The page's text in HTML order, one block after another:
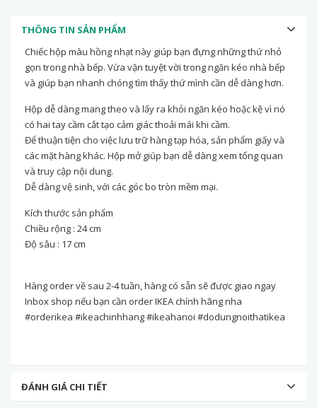
THÔNG TIN SẢN PHẨM
Chiếc hộp màu hồng nhạt này giúp bạn đựng những thứ nhỏ
gọn trong nhà bếp. Vừa vặn tuyệt vời trong ngăn kéo nhà bếp
và giúp bạn nhanh chóng tìm thấy thứ mình cần dễ dàng hơn.
Hộp dễ dàng mang theo và lấy ra khỏi ngăn kéo hoặc kệ vì nó
có hai tay cầm cắt tạo cảm giác thoải mái khi cầm.
Để thuận tiện cho việc lưu trữ hàng tạp hóa, sản phẩm giấy và
các mặt hàng khác. Hộp mở giúp bạn dễ dàng xem tổng quan
và truy cập nội dung.
Dễ dàng vệ sinh, với các góc bo tròn mềm mại.
Kích thước sản phẩm
Chiều rộng : 24 cm
Độ sâu : 17 cm
Hàng order về sau 2-4 tuần, hàng có sẵn sẽ được giao ngay
Inbox shop nếu bạn cần order IKEA chính hãng nha
#orderikea #ikeachinhhang #ikeahanoi #dodungnoithatikea
ĐÁNH GIÁ CHI TIẾT